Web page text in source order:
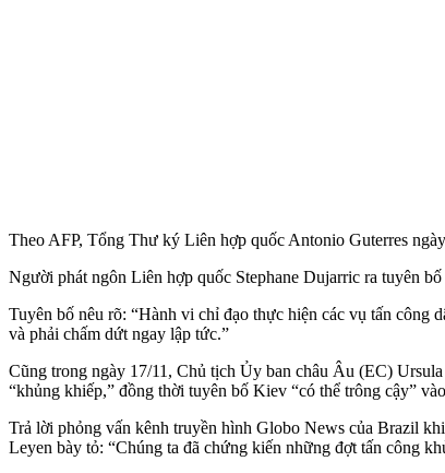
Theo AFP, Tổng Thư ký Liên hợp quốc Antonio Guterres
Người phát ngôn Liên hợp quốc Stephane Dujarric ra tuyên
Tuyên bố nêu rõ: “Hành vi chỉ đạo thực hiện các vụ tấn công
và phải chấm dứt ngay lập tức.”
Cũng trong ngày 17/11, Chủ tịch Ủy ban châu Âu (EC)
“khủng khiếp,” đồng thời tuyên bố Kiev “có thể trông cậy”
Trả lời phỏng vấn kênh truyền hình Globo News của Brazil
Leyen bày tỏ: “Chúng ta đã chứng kiến những đợt tấn công